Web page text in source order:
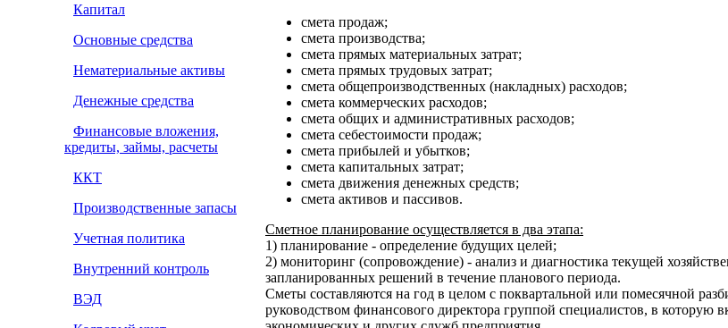
Капитал
Основные средства
Нематериальные активы
Денежные средства
Финансовые вложения,
кредиты, займы, расчеты
ККТ
Производственные запасы
Учетная политика
Внутренний контроль
ВЭД
смета продаж;
смета производства;
смета прямых материальных затрат;
смета прямых трудовых затрат;
смета общепроизводственных (накладных) расходов;
смета коммерческих расходов;
смета общих и административных расходов;
смета себестоимости продаж;
смета прибылей и убытков;
смета капитальных затрат;
смета движения денежных средств;
смета активов и пассивов.
Сметное планирование осуществляется в два этапа:
1) планирование - определение будущих целей;
2) мониторинг (сопровождение) - анализ и диагностика текущей
запланированных решений в течение планового периода.
Сметы составляются на год в целом с поквартальной или помесячной
руководством финансового директора группой специалистов, в которую